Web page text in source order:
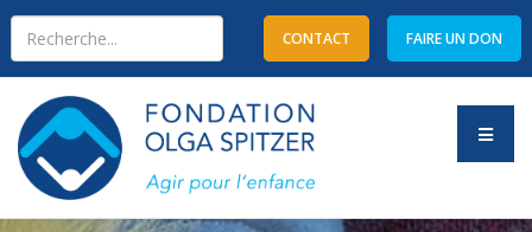
Type 2 or more characters
for results.
CONTACT FAIRE UN DON